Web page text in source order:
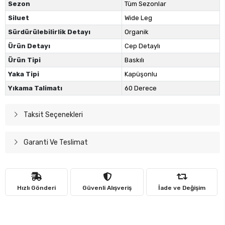
Sezon
Tüm Sezonlar
Siluet
Wide Leg
Sürdürülebilirlik Detayı
Organik
Ürün Detayı
Cep Detaylı
Ürün Tipi
Baskılı
Yaka Tipi
Kapüşonlu
Yıkama Talimatı
60 Derece
Taksit Seçenekleri
Garanti Ve Teslimat
Hızlı Gönderi Güvenli Alışveriş İade ve Değişim